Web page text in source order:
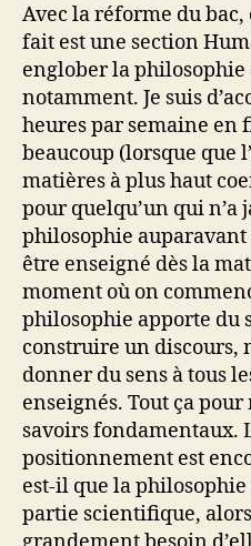
Avec la réforme du bac,
fait est une section
englober la
notamment. Je suis
heures par semaine en
beaucoup (lorsque que
matières à plus haut
pour quelqu’un qui n’a
philosophie
être enseigné dès la
moment où on
philosophie apporte du
construire un discours,
donner du sens à tous
enseignés. Tout ça
savoirs fondamentaux.
positionnement est
est-il que la philosophie
partie scientifique,